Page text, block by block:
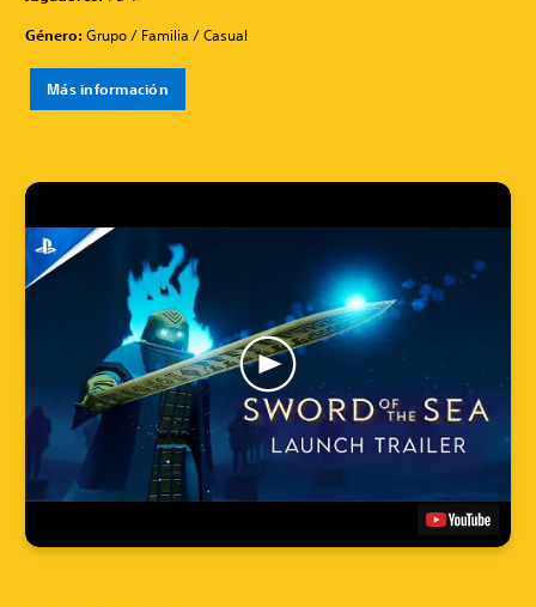
Género:Grupo / Familia / Casual
Más información